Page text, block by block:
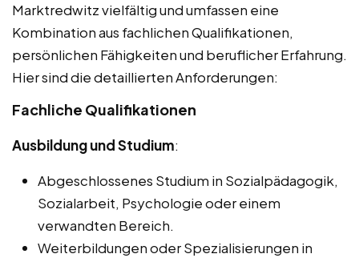
Marktredwitz vielfältig und umfassen eine
Kombination aus fachlichen Qualifikationen,
persönlichen Fähigkeiten und beruflicher Erfahrung.
Hier sind die detaillierten Anforderungen:
Fachliche Qualifikationen
Ausbildung und Studium:
Abgeschlossenes Studium in Sozialpädagogik,
Sozialarbeit, Psychologie oder einem
verwandten Bereich.
Weiterbildungen oder Spezialisierungen in